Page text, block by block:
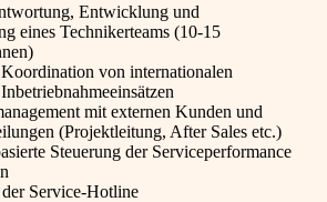
Entwicklung und
eines Technikerteams (10-15
von internationalen
mit externen Kunden und
(Projektleitung, After Sales etc.)
Steuerung der Serviceperformance
Service-Hotline